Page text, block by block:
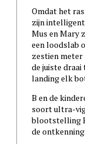
Omdat het
zijn
Mus en Mary
een loodslab
zestien meter
de juiste draai
landing elk
B en de
soort ultra-
blootstelling
de ontkenning.